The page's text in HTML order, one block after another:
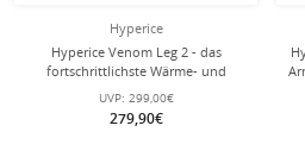
Hyperice
Hyperice Venom Leg 2 - das
fortschrittlichste Wärme- und
Massageband für die Beine
UVP: 299,00€
279,90€